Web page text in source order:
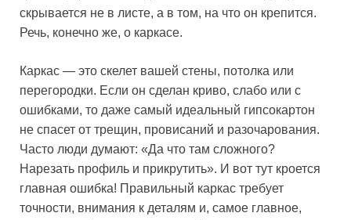
скрывается не в листе, а в том, на что он крепится.
Речь, конечно же, о каркасе.
Каркас — это скелет вашей стены, потолка или
перегородки. Если он сделан криво, слабо или с
ошибками, то даже самый идеальный гипсокартон
не спасет от трещин, провисаний и разочарования.
Часто люди думают: «Да что там сложного?
Нарезать профиль и прикрутить». И вот тут кроется
главная ошибка! Правильный каркас требует
точности, внимания к деталям и, самое главное,